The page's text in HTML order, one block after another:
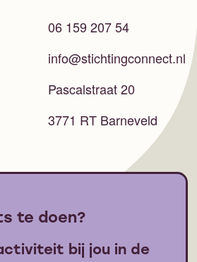
06 159 207 54
info@stichtingconnect.nl
Pascalstraat 20
3771 RT Barneveld
te doen?
bij jou in de